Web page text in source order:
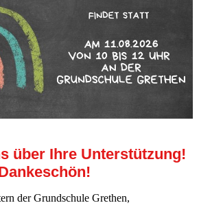
über Ihre Unterstützung!
der Grundschule Grethen,